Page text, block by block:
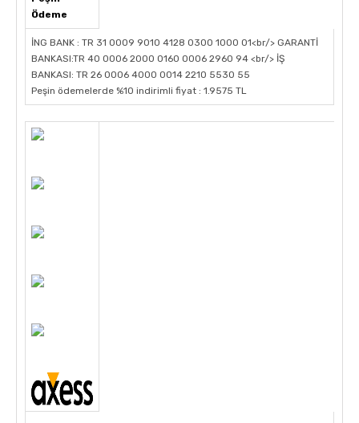
Ödeme
İNG BANK : TR 31 0009 9010 4128 0300 1000 01<br/> GARANTİ
BANKASI:TR 40 0006 2000 0160 0006 2960 94 <br/> İŞ
BANKASI: TR 26 0006 4000 0014 2210 5530 55
Peşin ödemelerde %10 indirimli fiyat : 1.9575 TL